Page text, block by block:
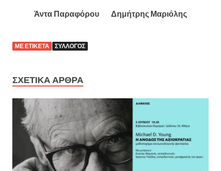
Άντα Παραφόρου Δημήτρης Μαριόλης
ΜΕ ΕΤΙΚΈΤΑ ΣΎΛΛΟΓΟΣ
ΣΧΕΤΙΚΆ ΆΡΘΡΑ